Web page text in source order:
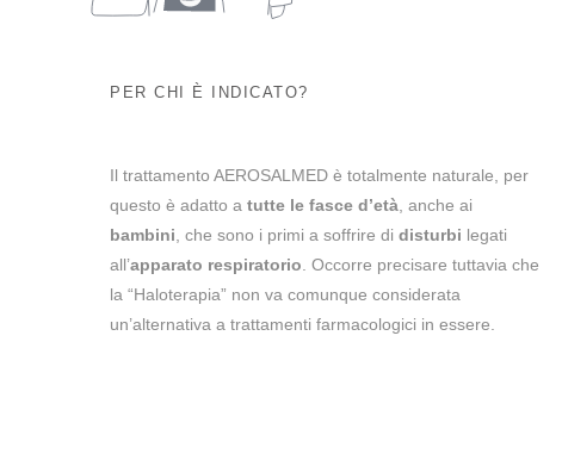
PER CHI È INDICATO?
Il trattamento AEROSALMED è totalmente naturale, per
questo è adatto a tutte le fasce d’età , anche ai
bambini , che sono i primi a soffrire di disturbi legati
all’apparato respiratorio . Occorre precisare tuttavia che
la “Haloterapia” non va comunque considerata
un’alternativa a trattamenti farmacologici in essere.